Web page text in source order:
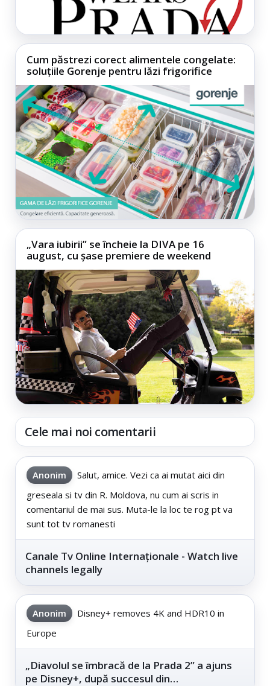
Cum păstrezi corect alimentele congelate:
soluțiile Gorenje pentru lăzi frigorifice
„Vara iubirii” se încheie la DIVA pe 16
august, cu șase premiere de weekend
Cele mai noi comentarii
Anonim
Salut, amice. Vezi ca ai mutat aici din
greseala si tv din R. Moldova, nu cum ai scris in
comentariul de mai sus. Muta-le la loc te rog pt va
sunt tot tv romanesti
Canale Tv Online Internaționale - Watch live
channels legally
Anonim
Disney+ removes 4K and HDR10 in
Europe
„Diavolul se îmbracă de la Prada 2” a ajuns
pe Disney+, după succesul din